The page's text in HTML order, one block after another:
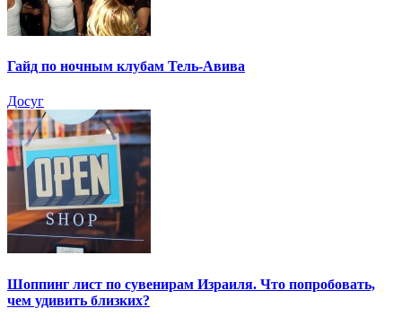
Гайд по ночным клубам Тель-Авива
Досуг
Шоппинг лист по сувенирам Израиля. Что попробовать,
чем удивить близких?